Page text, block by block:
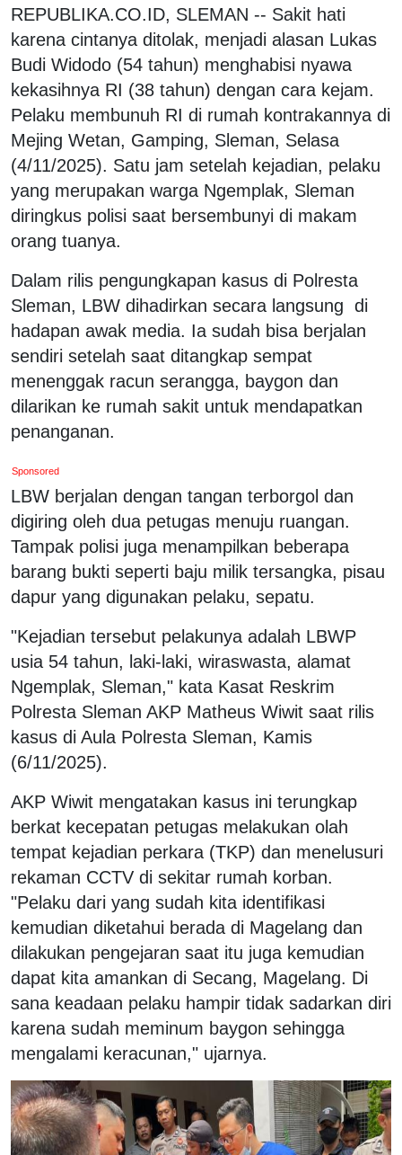
REPUBLIKA.CO.ID, SLEMAN -- Sakit hati
karena cintanya ditolak, menjadi alasan Lukas
Budi Widodo (54 tahun) menghabisi nyawa
kekasihnya RI (38 tahun) dengan cara kejam.
Pelaku membunuh RI di rumah kontrakannya di
Mejing Wetan, Gamping, Sleman, Selasa
(4/11/2025). Satu jam setelah kejadian, pelaku
yang merupakan warga Ngemplak, Sleman
diringkus polisi saat bersembunyi di makam
orang tuanya.
Dalam rilis pengungkapan kasus di Polresta
Sleman, LBW dihadirkan secara langsung di
hadapan awak media. Ia sudah bisa berjalan
sendiri setelah saat ditangkap sempat
menenggak racun serangga, baygon dan
dilarikan ke rumah sakit untuk mendapatkan
penanganan.
Sponsored
LBW berjalan dengan tangan terborgol dan
digiring oleh dua petugas menuju ruangan.
Tampak polisi juga menampilkan beberapa
barang bukti seperti baju milik tersangka, pisau
dapur yang digunakan pelaku, sepatu.
"Kejadian tersebut pelakunya adalah LBWP
usia 54 tahun, laki-laki, wiraswasta, alamat
Ngemplak, Sleman," kata Kasat Reskrim
Polresta Sleman AKP Matheus Wiwit saat rilis
kasus di Aula Polresta Sleman, Kamis
(6/11/2025).
AKP Wiwit mengatakan kasus ini terungkap
berkat kecepatan petugas melakukan olah
tempat kejadian perkara (TKP) dan menelusuri
rekaman CCTV di sekitar rumah korban.
"Pelaku dari yang sudah kita identifikasi
kemudian diketahui berada di Magelang dan
dilakukan pengejaran saat itu juga kemudian
dapat kita amankan di Secang, Magelang. Di
sana keadaan pelaku hampir tidak sadarkan diri
karena sudah meminum baygon sehingga
mengalami keracunan," ujarnya.